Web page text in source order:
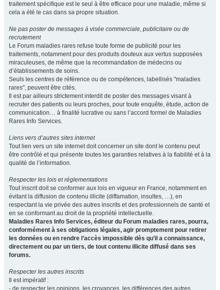
traitement spécifique est le seul à être efficace pour une maladie, même si
cela a été le cas dans sa propre situation.
Ne pas poster de messages à visée commerciale, publicitaire ou de
recrutement
Le Forum maladies rares refuse toute forme de publicité pour les
traitements, notamment pour des produits douteux aux vertus supposées
miraculeuses, de même que la recommandation de médecins ou
d’établissements de soins.
Seuls les centres de référence ou de compétences, labellisés "maladies
rares", peuvent être cités.
Il est par ailleurs strictement interdit de poster des messages visant à
recruter des patients ou leurs proches, pour toute enquête, étude, action de
communication… à finalité lucrative ou sans l’accord formel de Maladies
Rares Info Services.
Liens vers d’autres sites internet
Tout lien vers un site internet doit concerner un site dont le contenu peut
être contrôlé et qui présente toutes les garanties relatives à la fiabilité et à la
qualité de l’information.
Respecter les lois et réglementations
Tout inscrit doit se conformer aux lois en vigueur en France, notamment en
évitant la diffusion de contenu illicite (diffamation, insultes, …), en
respectant la vie privée des autres inscrits et des professionnels de santé et
en se conformant au droit de la propriété intellectuelle.
Maladies Rares Info Services, éditeur du Forum maladies rares, pourra,
conformément à ses obligations légales, agir promptement pour retirer
les données ou en rendre l’accès impossible dès qu’il a connaissance,
directement ou par un tiers, de tout contenu illicite diffusé dans ses
forums.
Respecter les autres inscrits
Il est impératif :
- de respecter les opinions, les croyances, les différences des autres